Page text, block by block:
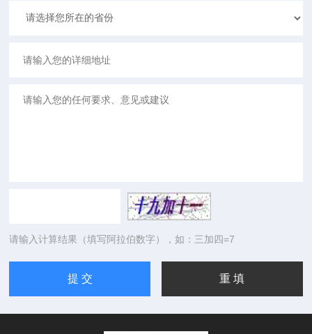
请输入计算结果（填写阿拉伯数字），如：三加四=7